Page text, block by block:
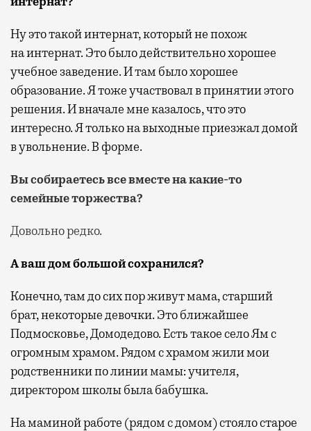
Ну это такой интернат, который не похож
на интернат. Это было действительно хорошее
учебное заведение. И там было хорошее
образование. Я тоже участвовал в принятии этого
решения. И вначале мне казалось, что это
интересно. Я только на выходные приезжал домой
в увольнение. В форме.
Вы собираетесь все вместе на какие-то
семейные торжества?
Довольно редко.
А ваш дом большой сохранился?
Конечно, там до сих пор живут мама, старший
брат, некоторые девочки. Это ближайшее
Подмосковье, Домодедово. Есть такое село Ям с
огромным храмом. Рядом с храмом жили мои
родственники по линии мамы: учителя,
директором школы была бабушка.
На маминой работе (рядом с домом) стояло старое